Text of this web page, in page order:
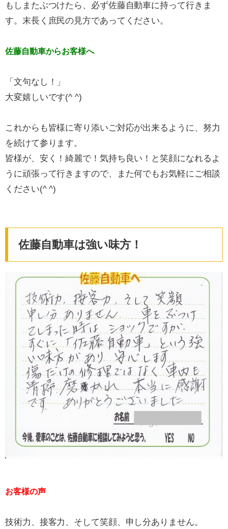
もしまたぶつけたら、必ず佐藤自動車に持って行きま
す。末長く庶民の見方であってください。
佐藤自動車からお客様へ
「文句なし！」
大変嬉しいです(^ ^)
これからも皆様に寄り添いご対応が出来るように、努力
を続けて参ります。
皆様が、安く！綺麗で！気持ち良い！と笑顔になれるよ
うに頑張って行きますので、また何でもお気軽にご相談
ください(^ ^)
佐藤自動車は強い味方！
お客様の声
技術力、接客力、そして笑顔、申し分ありません。